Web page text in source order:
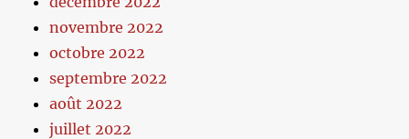
novembre 2022
octobre 2022
septembre 2022
août 2022
juillet 2022